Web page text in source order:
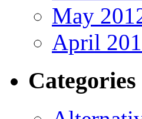
May
April
Categories